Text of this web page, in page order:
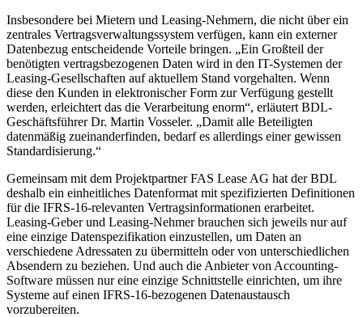
Insbesondere bei Mietern und Leasing-Nehmern, die nicht über ein
zentrales Vertragsverwaltungssystem verfügen, kann ein externer
Datenbezug entscheidende Vorteile bringen. „Ein Großteil der
benötigten vertragsbezogenen Daten wird in den IT-Systemen der
Leasing-Gesellschaften auf aktuellem Stand vorgehalten. Wenn
diese den Kunden in elektronischer Form zur Verfügung gestellt
werden, erleichtert das die Verarbeitung enorm“, erläutert BDL-
Geschäftsführer Dr. Martin Vosseler. „Damit alle Beteiligten
datenmäßig zueinanderfinden, bedarf es allerdings einer gewissen
Standardisierung.“
Gemeinsam mit dem Projektpartner FAS Lease AG hat der BDL
deshalb ein einheitliches Datenformat mit spezifizierten Definitionen
für die IFRS-16-relevanten Vertragsinformationen erarbeitet.
Leasing-Geber und Leasing-Nehmer brauchen sich jeweils nur auf
eine einzige Datenspezifikation einzustellen, um Daten an
verschiedene Adressaten zu übermitteln oder von unterschiedlichen
Absendern zu beziehen. Und auch die Anbieter von Accounting-
Software müssen nur eine einzige Schnittstelle einrichten, um ihre
Systeme auf einen IFRS-16-bezogenen Datenaustausch
vorzubereiten.